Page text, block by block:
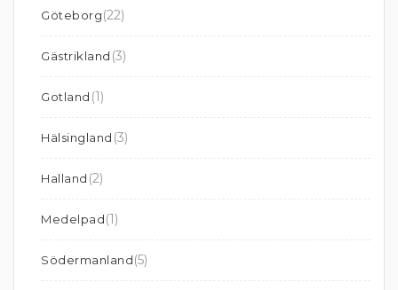
Göteborg(22)
Gästrikland (3)
Gotland (1)
Hälsingland (3)
Halland (2)
Medelpad(1)
Södermanland(5)